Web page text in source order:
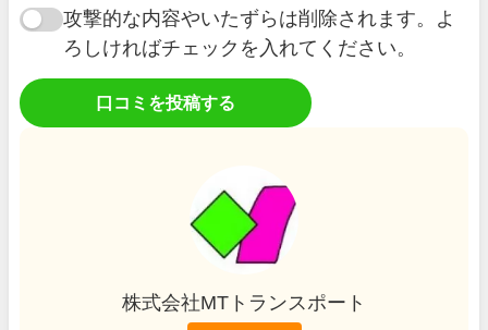
攻撃的な内容やいたずらは削除されます。よ
ろしければチェックを入れてください。
口コミを投稿する
株式会社MTトランスポート